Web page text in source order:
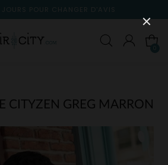
POUR CHANGER D'AVIS
CITYZEN GREG MARRON